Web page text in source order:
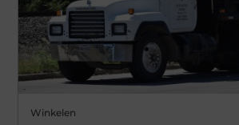
Winkelen